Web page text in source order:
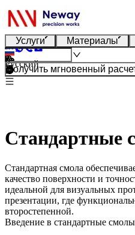
Услуги Материалы
Русский
Получить мгновенный
Стандартные
Стандартная смола
качество поверхности и
идеальной для визуальных
презентации, где
второстепенной.
Введение в стандартные